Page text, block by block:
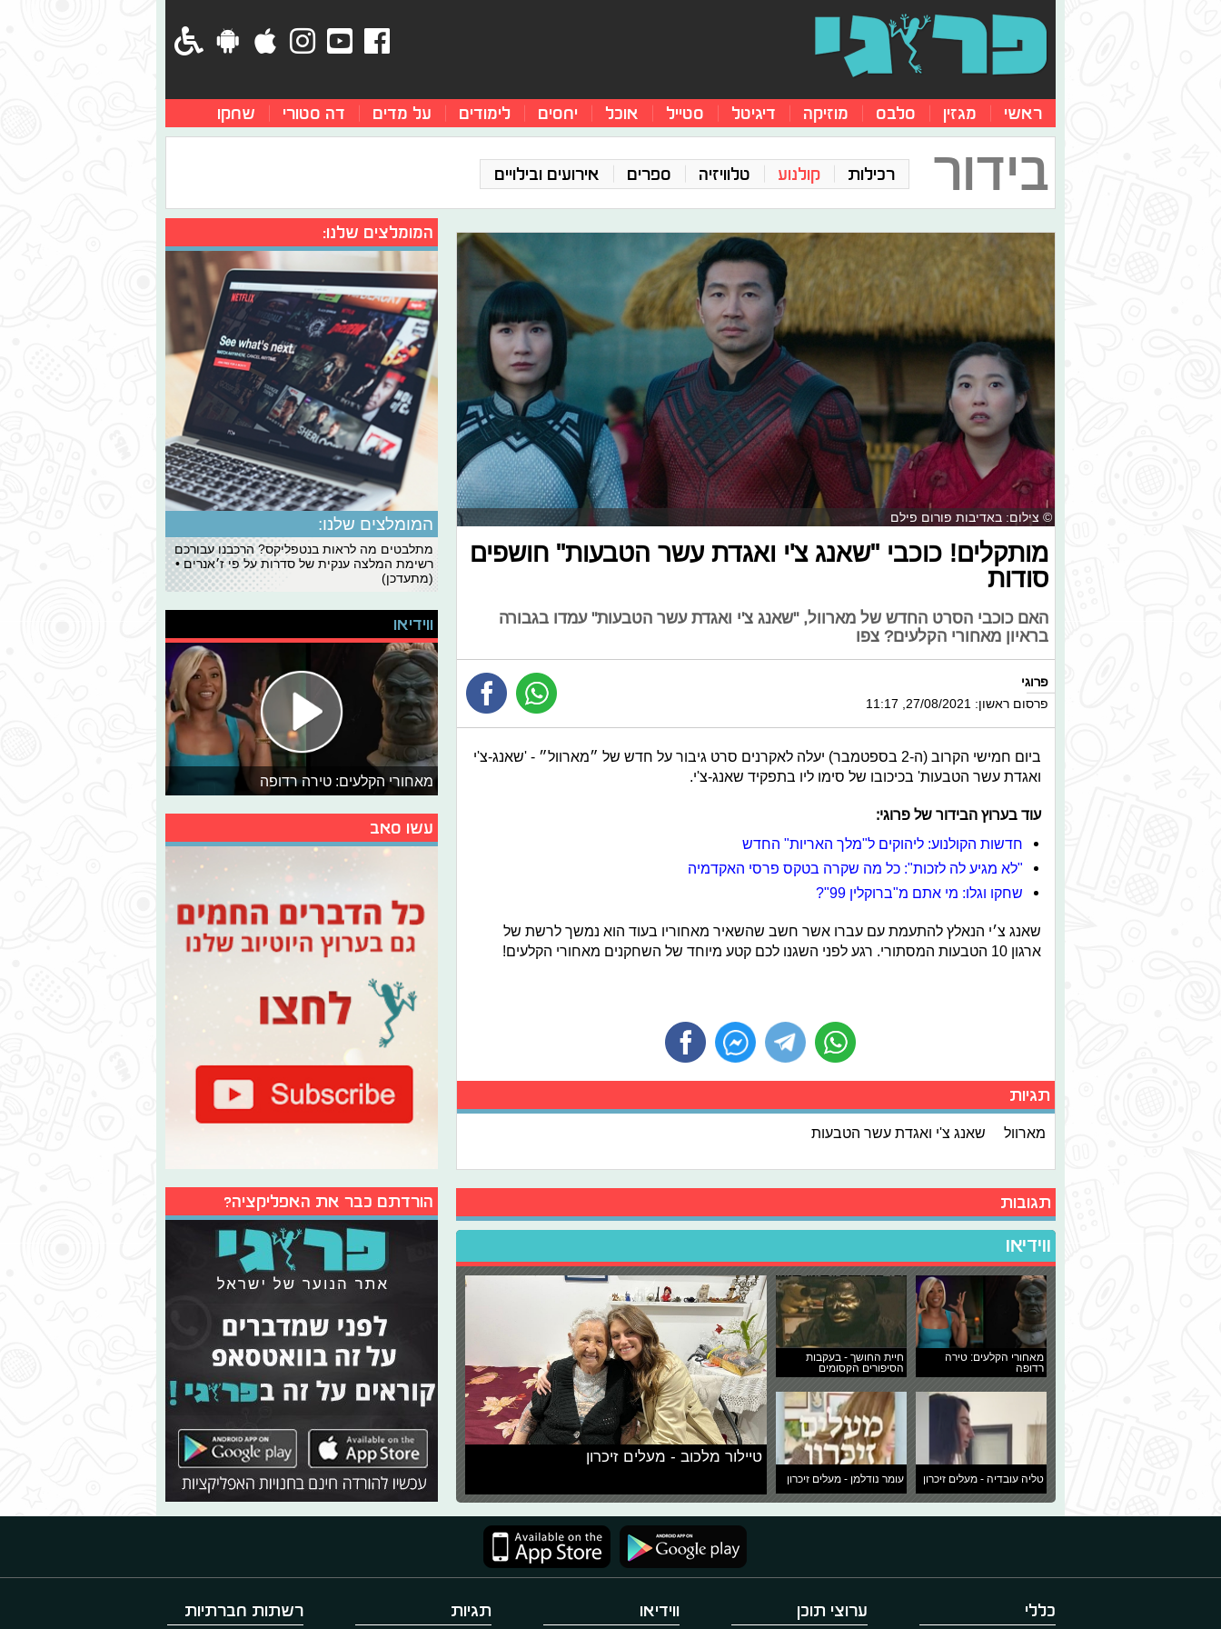
ראשי מגזין סלבס מוזיקה דיגיטל סטייל אוכל יחסים לימודים על מדים דה סטורי שחקו
בידור רכילות קולנוע טלוויזיה ספרים אירועים ובילויים
© צילום: באדיבות פורום פילם
מותקלים! כוכבי "שאנג צ'י ואגדת עשר הטבעות" חושפים
סודות
האם כוכבי הסרט החדש של מארוול, "שאנג צ'י ואגדת עשר הטבעות" עמדו בגבורה
בראיון מאחורי הקלעים? צפו
פרוגי
פרסום ראשון: 27/08/2021, 11:17
ביום חמישי הקרוב (ה-2 בספטמבר) יעלה לאקרנים סרט גיבור על חדש של ״מארוול״ - 'שאנג-צ'י
ואגדת עשר הטבעות' בכיכובו של סימו ליו בתפקיד שאנג-צ'י.
עוד בערוץ הבידור של פרוגי:
חדשות הקולנוע: ליהוקים ל"מלך האריות" החדש
"לא מגיע לה לזכות": כל מה שקרה בטקס פרסי האקדמיה
שחקו וגלו: מי אתם מ"ברוקלין 99"?
שאנג צ׳י הנאלץ להתעמת עם עברו אשר חשב שהשאיר מאחוריו בעוד הוא נמשך לרשת של
ארגון 10 הטבעות המסתורי. רגע לפני השגנו לכם קטע מיוחד של השחקנים מאחורי הקלעים!
תגיות
מארוול שאנג צ'י ואגדת עשר הטבעות
תגובות
ווידיאו
מאחורי הקלעים: טירה
רדופה
חיית החושך - בעקבות
הסיפורים הקסומים
טליה עובדיה - מעלים זיכרון עומר נודלמן - מעלים זיכרון
טיילור מלכוב - מעלים זיכרון
המומלצים שלנו:
המומלצים שלנו:
מתלבטים מה לראות בנטפליקס? הרכבנו עבורכם
רשימת המלצה ענקית של סדרות על פי ז׳אנרים •
(מתעדכן)
ווידיאו
מאחורי הקלעים: טירה רדופה
עשו סאב
הורדתם כבר את האפליקציה?
כללי ערוצי תוכן ווידיאו תגיות רשתות חברתיות